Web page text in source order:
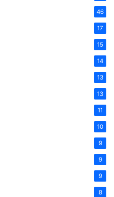
46
17
15
14
13
13
11
10
9
9
9
8